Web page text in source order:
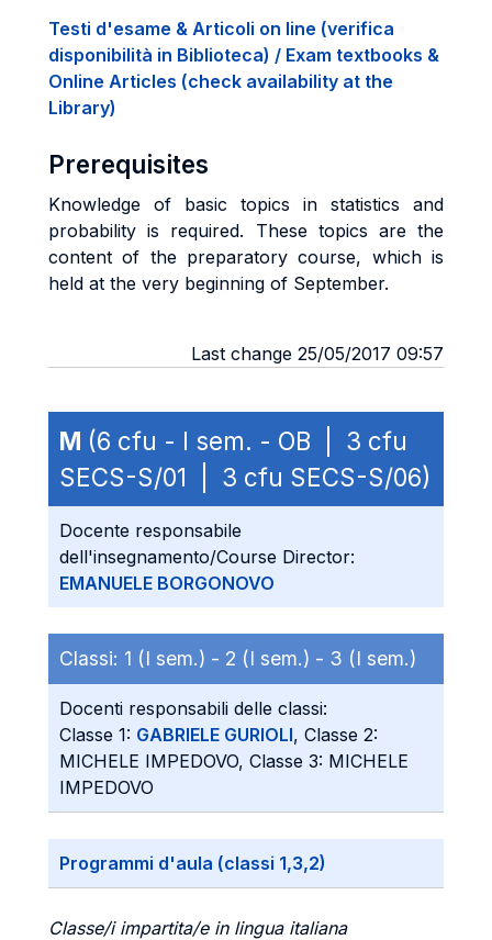
Testi d'esame & Articoli on line (verifica
disponibilità in Biblioteca) / Exam textbooks &
Online Articles (check availability at the
Library)
Prerequisites
Knowledge of basic topics in statistics and
probability is required. These topics are the
content of the preparatory course, which is
held at the very beginning of September.
Last change 25/05/2017 09:57
M (6 cfu - I sem. - OB | 3 cfu
SECS-S/01 | 3 cfu SECS-S/06)
Docente responsabile
dell'insegnamento/Course Director:
EMANUELE BORGONOVO
Classi: 1 (I sem.) - 2 (I sem.) - 3 (I sem.)
Docenti responsabili delle classi:
Classe 1: GABRIELE GURIOLI, Classe 2:
MICHELE IMPEDOVO, Classe 3: MICHELE
IMPEDOVO
Programmi d'aula (classi 1,3,2)
Classe/i impartita/e in lingua italiana